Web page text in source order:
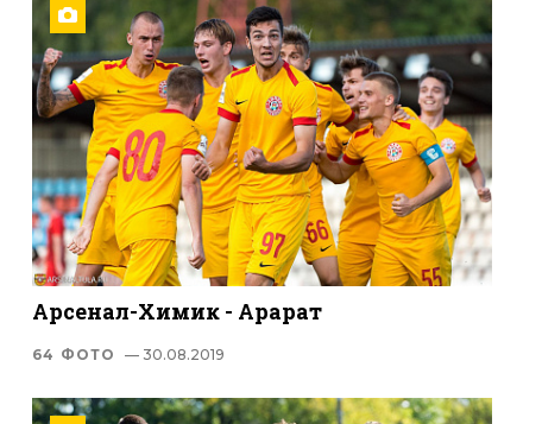
Арсенал-Химик - Арарат
64 ФОТО — 30.08.2019